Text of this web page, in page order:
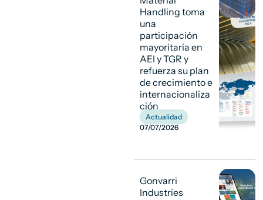
Handling toma
una
participación
mayoritaria en
AEI y TGR y
refuerza su plan
de crecimiento e
internacionaliza
ción
Actualidad
07/07/2026
Gonvarri
Industries